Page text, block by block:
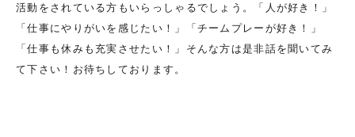
活動をされている方もいらっしゃるでしょう。「人が好き！」
「仕事にやりがいを感じたい！」「チームプレーが好き！」
「仕事も休みも充実させたい！」そんな方は是非話を聞いてみ
て下さい！お待ちしております。